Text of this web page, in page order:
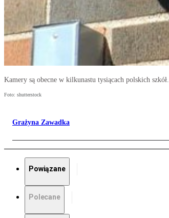
Kamery są obecne w kilkunastu tysiącach polskich szkół.
Foto: shutterstock
Grażyna Zawadka
Powiązane
Polecane